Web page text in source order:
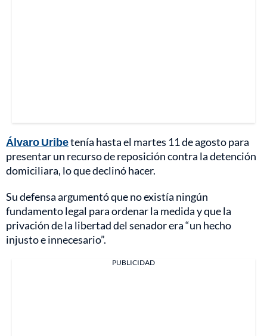
Álvaro Uribetenía hasta el martes 11 de agosto para
presentar un recurso de reposición contra la detención
domiciliara, lo que declinó hacer.
Su defensa argumentó que no existía ningún
fundamento legal para ordenar la medida y que la
privación de la libertad del senador era “un hecho
injusto e innecesario”.
PUBLICIDAD